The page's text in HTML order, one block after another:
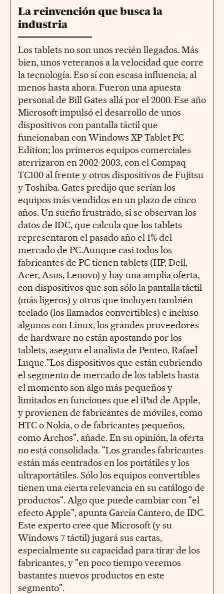
La reinvención que busca la
industria
Los tablets no son unos recién llegados. Más
bien, unos veteranos a la velocidad que corre
la tecnología. Eso sí con escasa influencia, al
menos hasta ahora. Fueron una apuesta
personal de Bill Gates allá por el 2000. Ese año
Microsoft impulsó el desarrollo de unos
dispositivos con pantalla táctil que
funcionaban con Windows XP Tablet PC
Edition; los primeros equipos comerciales
aterrizaron en 2002-2003, con el Compaq
TC100 al frente y otros dispositivos de Fujitsu
y Toshiba. Gates predijo que serían los
equipos más vendidos en un plazo de cinco
años. Un sueño frustrado, si se observan los
datos de IDC, que calcula que los tablets
representaron el pasado año el 1% del
mercado de PC.Aunque casi todos los
fabricantes de PC tienen tablets (HP, Dell,
Acer, Asus, Lenovo) y hay una amplia oferta,
con dispositivos que son sólo la pantalla táctil
(más ligeros) y otros que incluyen también
teclado (los llamados convertibles) e incluso
algunos con Linux, los grandes proveedores
de hardware no están apostando por los
tablets, asegura el analista de Penteo, Rafael
Luque."Los dispositivos que están cubriendo
el segmento de mercado de los tablets hasta
el momento son algo más pequeños y
limitados en funciones que el iPad de Apple,
y provienen de fabricantes de móviles, como
HTC o Nokia, o de fabricantes pequeños,
como Archos", añade. En su opinión, la oferta
no está consolidada. "Los grandes fabricantes
están más centrados en los portátiles y los
ultraportátiles. Sólo los equipos convertibles
tienen una cierta relevancia en su catálogo de
productos". Algo que puede cambiar con "el
efecto Apple", apunta García Cantero, de IDC.
Este experto cree que Microsoft (y su
Windows 7 táctil) jugará sus cartas,
especialmente su capacidad para tirar de los
fabricantes, y "en poco tiempo veremos
bastantes nuevos productos en este
segmento".